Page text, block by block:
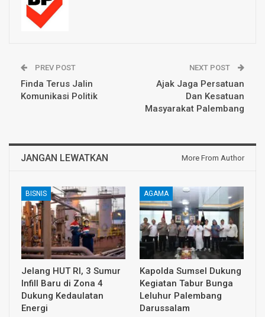
PREV POST
Finda Terus Jalin
Komunikasi Politik
NEXT POST
Ajak Jaga Persatuan
Dan Kesatuan
Masyarakat Palembang
JANGAN LEWATKAN More From Author
BISNIS
Jelang HUT RI, 3 Sumur
Infill Baru di Zona 4
Dukung Kedaulatan
Energi
AGAMA
Kapolda Sumsel Dukung
Kegiatan Tabur Bunga
Leluhur Palembang
Darussalam